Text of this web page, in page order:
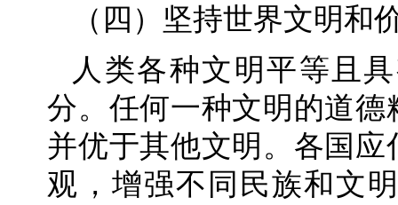
（四）坚持世界文明和
人类各种文明平等且
分。任何一种文明的道
并优于其他文明。各国
观，增强不同民族和文